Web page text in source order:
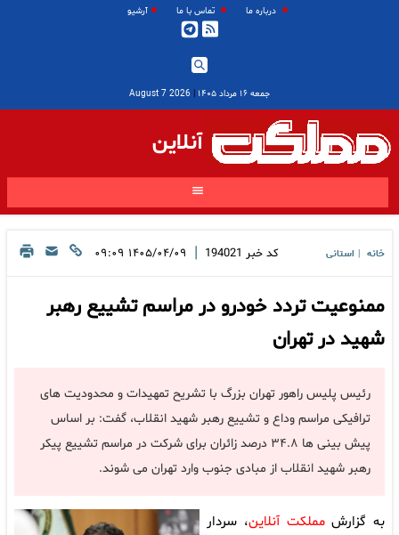
درباره ما تماس با ما آرشیو
جمعه ۱۶ مرداد ۱۴۰۵ |
2026 August 7
آنلاین
خانه استانی کد خبر 194021
| ۱۴۰۵/۰۴/۰۹ ۰۹:۰۹
ممنوعیت تردد خودرو در مراسم تشییع رهبر
شهید در تهران
رئیس پلیس راهور تهران بزرگ با تشریح تمهیدات و محدودیت های
ترافیکی مراسم وداع و تشییع رهبر شهید انقلاب، گفت: بر اساس
پیش بینی ها ۳۴.۸ درصد زائران برای شرکت در مراسم تشییع پیکر
رهبر شهید انقلاب از مبادی جنوب وارد تهران می شوند.
به گزارشمملکت آنلاین، سردار